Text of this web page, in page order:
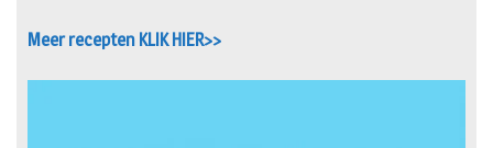
Meer recepten KLIK HIER>>